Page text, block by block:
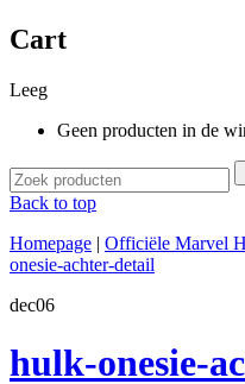
Cart
Leeg
Geen producten in de
Back to top
Homepage | Officiële Marvel
onesie-achter-detail
dec06
hulk-onesie-